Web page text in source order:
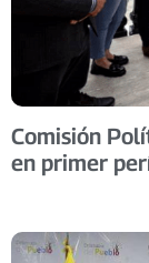
Comisión
en primer